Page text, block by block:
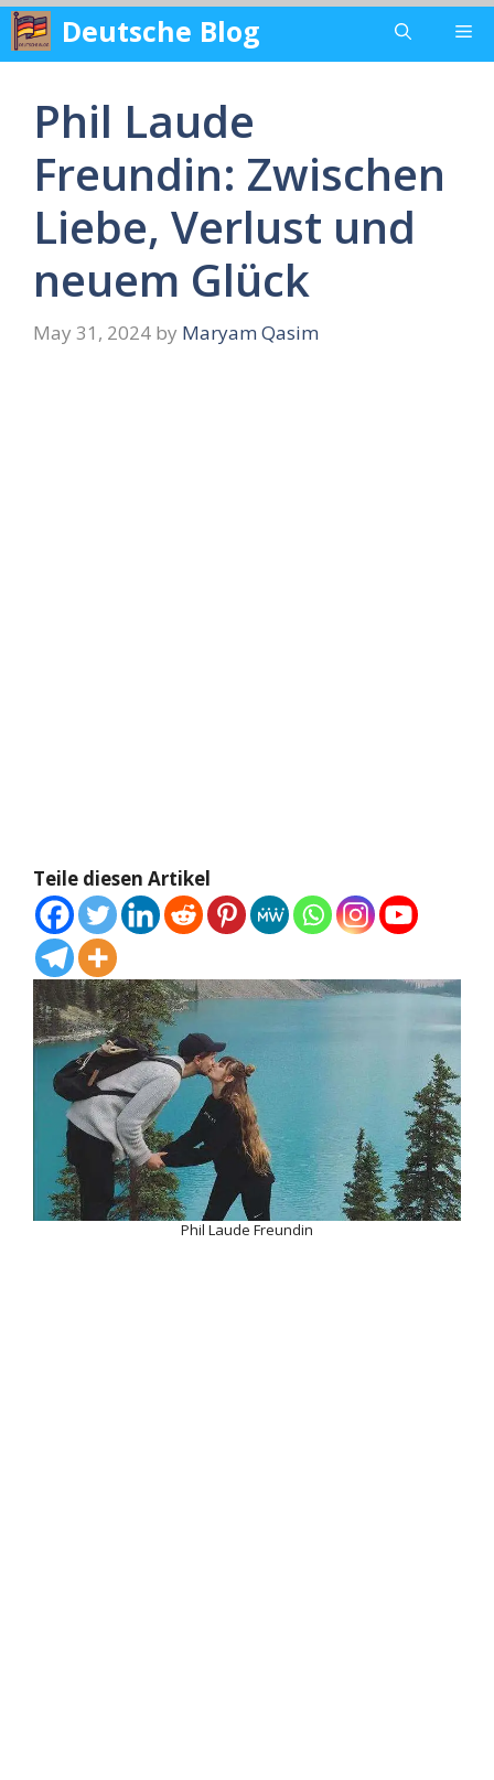
Skip
content
Deutsche Blog
Phil Laude
Freundin: Zwischen
Liebe, Verlust und
neuem Glück
May 31, 2024 by Maryam Qasim
Teile diesen Artikel
Phil Laude Freundin